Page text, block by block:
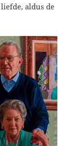
aldus de